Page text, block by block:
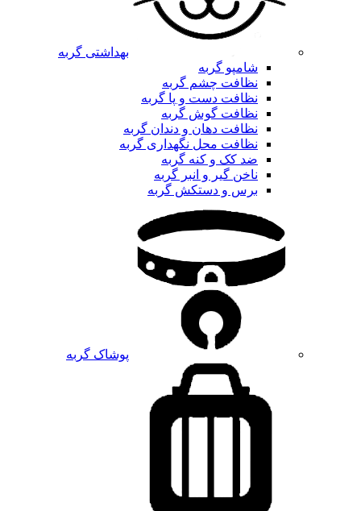
بهداشتی گربه
شامپو گربه
نظافت چشم گربه
نظافت دست و پا گربه
نظافت گوش گربه
نظافت دهان و دندان گربه
نظافت محل نگهداری گربه
ضد کک و کنه گربه
ناخن گیر و انبر گربه
برس و دستکش گربه
پوشاک گربه